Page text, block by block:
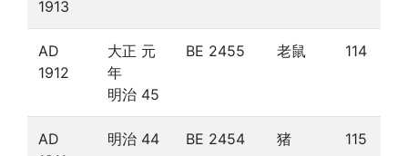
1913
AD
1912
大正 元
年
明治 45
BE 2455 老鼠 114
AD
明治 44 BE 2454 猪 115